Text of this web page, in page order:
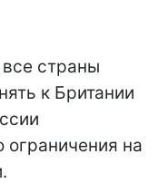
все страны
к Британии
ограничения на